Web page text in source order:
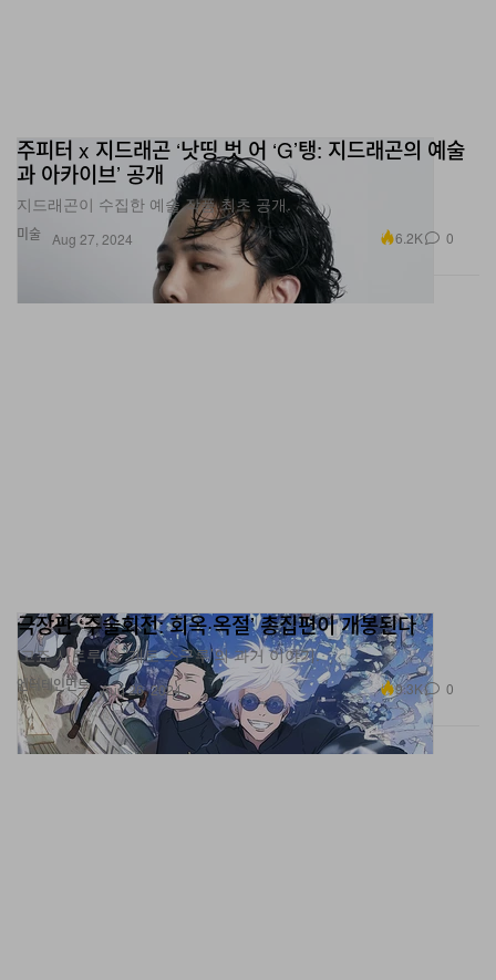
미술
주피터 x 지드래곤 ‘낫띵 벗 어 ‘G’탱: 지드래곤의 예술
과 아카이브’ 공개
지드래곤이 수집한 예술 작품 최초 공개.
Aug 27, 2024 6.2K 0
엔터테인먼트
극장판 ‘주술회전: 회옥·옥절’ 총집편이 개봉된다
‘고죠 사토루’와 ‘게토 스구루’의 과거 이야기.
Aug 26, 2024 9.3K 0